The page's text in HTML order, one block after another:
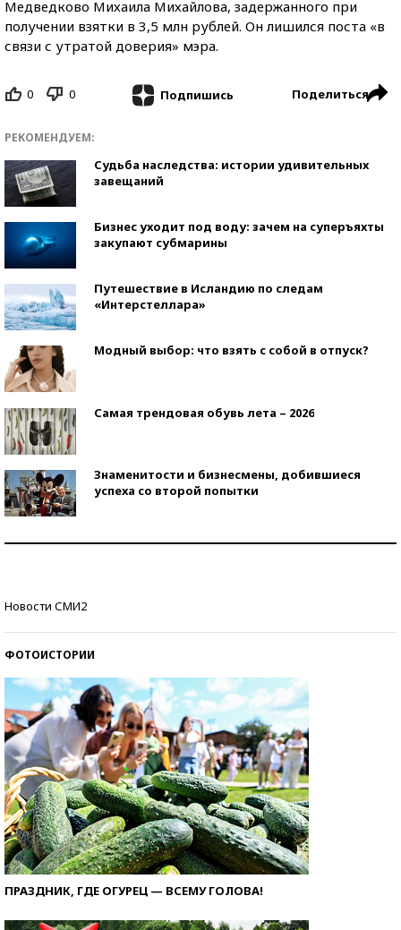
Медведково Михаила Михайлова, задержанного при
получении взятки в 3,5 млн рублей. Он лишился поста «в
связи с утратой доверия» мэра.
0 0 Подпишись Поделиться
РЕКОМЕНДУЕМ:
Судьба наследства: истории удивительных
завещаний
Бизнес уходит под воду: зачем на суперъяхты
закупают субмарины
Путешествие в Исландию по следам
«Интерстеллара»
Модный выбор: что взять с собой в отпуск?
Самая трендовая обувь лета – 2026
Знаменитости и бизнесмены, добившиеся
успеха со второй попытки
Новости СМИ2
ФОТОИСТОРИИ
ПРАЗДНИК, ГДЕ ОГУРЕЦ — ВСЕМУ ГОЛОВА!